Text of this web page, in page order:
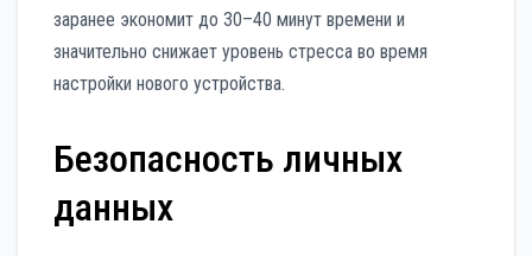
заранее экономит до 30–40 минут времени и
значительно снижает уровень стресса во время
настройки нового устройства.
Безопасность личных
данных